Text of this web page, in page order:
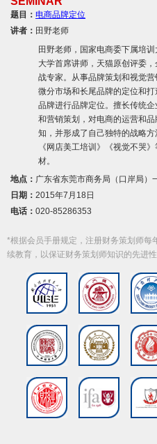
题目： 电商品牌定位
讲者： 田野老师
田野老师，国家电商委下属培
大学首席讲师，天猫原创评委
战专家。从事品牌策划和视觉
微分市场和长尾品牌的定位和
品牌进行品牌定位。擅长传统
和营销策划，对电商的运营和
知，并形成了自己独特的战略方
《网店美工培训》《视觉不哭
材。
地点： 广东省东莞市商务局（口岸局）
日期： 2015年7月18日
电话： 020-85286353
*根据会员手册规定，注册财务策划师每
续教育，以保证财务策划师知识的先进性